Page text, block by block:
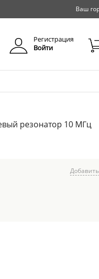
Ваш
Регистрация
Войти
резонатор 10 МГц